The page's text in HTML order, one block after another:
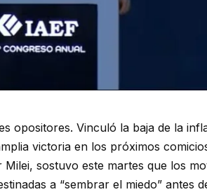
opositores. Vinculó la baja de la
victoria en los próximos
sostuvo este martes que los
a “sembrar el miedo” antes